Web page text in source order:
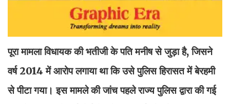
पूरा मामला विधायक की भतीजी के पति मनीष से जुड़ा है, जिसने
वर्ष 2014 में आरोप लगाया था कि उसे पुलिस हिरासत में बेरहमी
से पीटा गया। इस मामले की जांच पहले राज्य पुलिस द्वारा की गई